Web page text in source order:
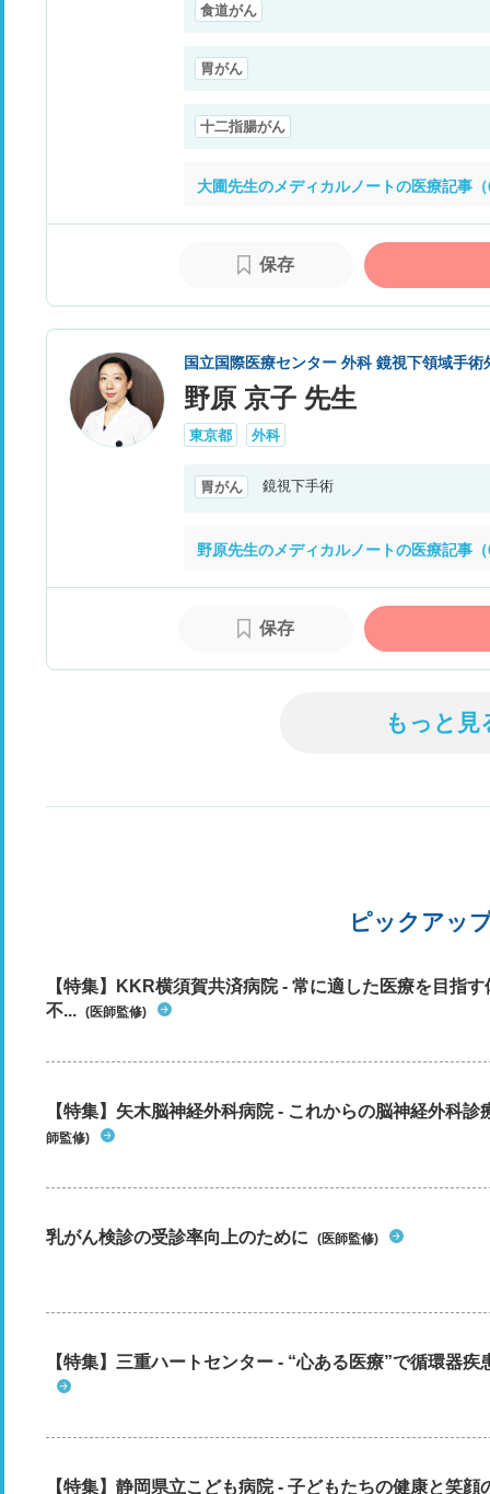
食道がん
胃がん
十二指腸がん
大圃先生のメディカルノートの医療記事
保存
国立国際医療センター 外科 鏡視下領域手術
野原 京子 先生
東京都 外科
胃がん 鏡視下手術
野原先生のメディカルノートの医療記事
保存
もっと見
ピックアッ
【特集】KKR横須賀共済病院 - 常に適した医療を目指
不... (医師監修)
【特集】矢木脳神経外科病院 - これからの脳神経外科
師監修)
乳がん検診の受診率向上のために (医師監修)
【特集】三重ハートセンター - “心ある医療”で循環器疾
【特集】静岡県立こども病院 - 子どもたちの健康と笑